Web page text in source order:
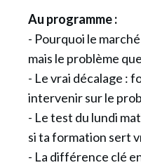
Au programme :
- Pourquoi le
mais le problème
- Le vrai décalage :
intervenir sur le
- Le test du lundi
si ta formation sert
- La différence clé